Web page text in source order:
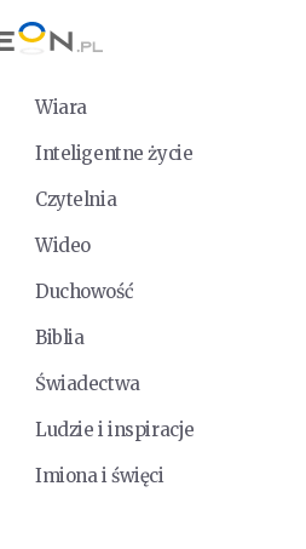
Wiara
Inteligentne życie
Czytelnia
Wideo
Duchowość
Biblia
Świadectwa
Ludzie i inspiracje
Imiona i święci